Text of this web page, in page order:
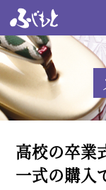
高校の卒業
一式の購入